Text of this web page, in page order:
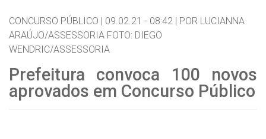
CONCURSO PÚBLICO | 09.02.21 - 08:42 | POR LUCIANNA
ARAÚJO/ASSESSORIA FOTO: DIEGO
WENDRIC/ASSESSORIA
Prefeitura convoca 100 novos
aprovados em Concurso Público